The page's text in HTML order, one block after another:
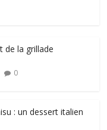
de la grillade
0
: un dessert italien